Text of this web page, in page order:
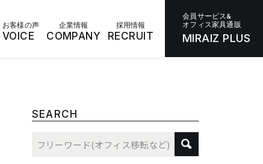
お客様の声
VOICE
企業情報
COMPANY
採用情報
RECRUIT
会員サービス&
オフィス家具通販
MIRAIZ PLUS
SEARCH